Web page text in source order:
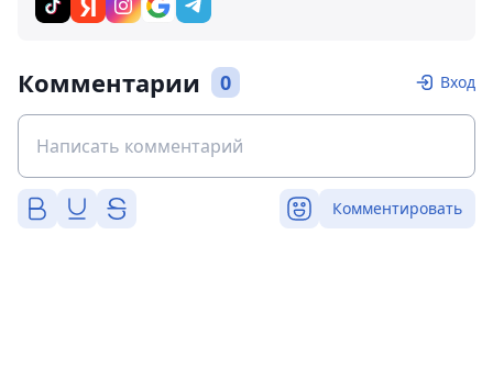
Комментарии 0 Вход
Комментировать